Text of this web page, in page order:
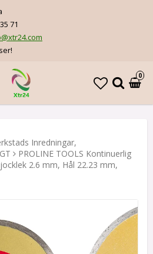
71
0
Inredningar,
PROLINE TOOLS Kontinuerlig
2.6 mm, Hål 22.23 mm,